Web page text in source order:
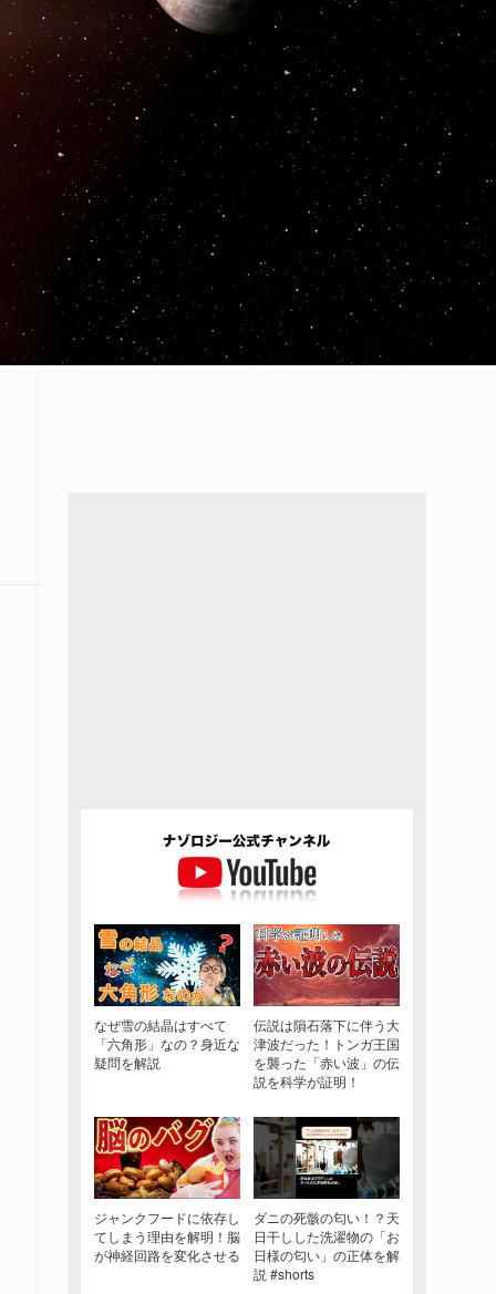
なぜ雪の結晶はすべて
「六角形」なの？身近な
疑問を解説
伝説は隕石落下に伴う大
津波だった！トンガ王国
を襲った「赤い波」の伝
説を科学が証明！
ジャンクフードに依存し
てしまう理由を解明！脳
が神経回路を変化させる
ダニの死骸の匂い！？天
日干しした洗濯物の「お
日様の匂い」の正体を解
説 #shorts